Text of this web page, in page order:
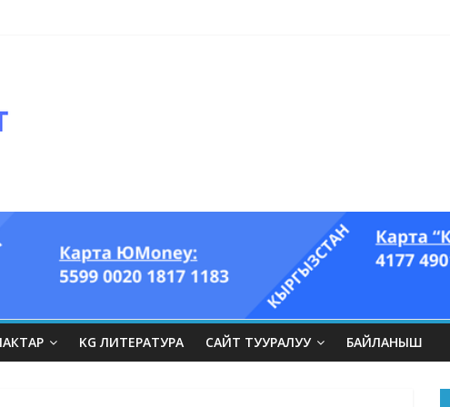
KG ЛИТЕРАТУРА САЙТ ТУУРАЛУУ БАЙЛАНЫШ